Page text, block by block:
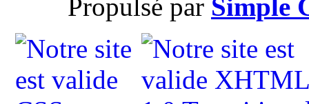
Propulsé par Simple